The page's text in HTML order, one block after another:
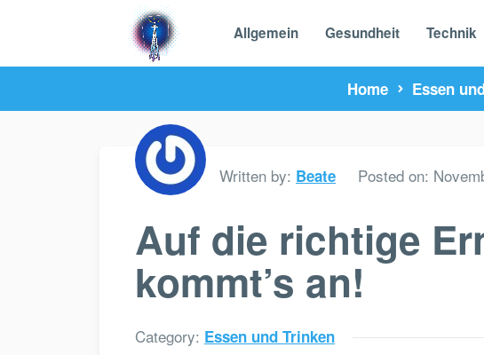
Allgemein Gesundheit Technik
Home Essen
Written by: Beate Posted on:
Auf die richtige
kommt’s an!
Category: Essen und Trinken